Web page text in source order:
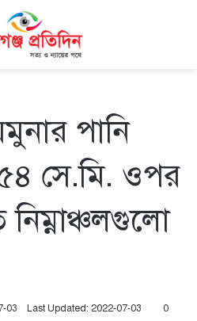
পানি
সে.মি. ওপর
নিম্নাঞ্চলগুলো
03 Last Updated: 2022-07-03 0